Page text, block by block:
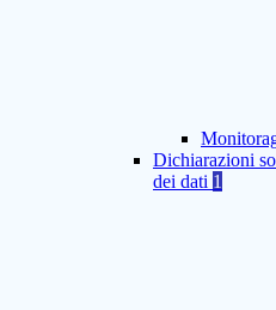
Dichiarazioni
dei dati 1